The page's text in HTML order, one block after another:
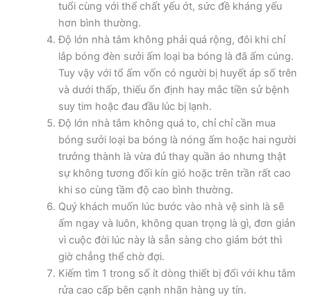
tuổi cùng với thể chất yếu ớt, sức đề kháng yếu
hơn bình thường.
Độ lớn nhà tắm không phải quá rộng, đôi khi chỉ
lắp bóng đèn sưởi ấm loại ba bóng là đã ấm cúng.
Tuy vậy với tổ ấm vốn có người bị huyết áp số trên
và dưới thấp, thiếu ổn định hay mắc tiền sử bệnh
suy tim hoặc đau đầu lúc bị lạnh.
Độ lớn nhà tắm không quá to, chỉ chỉ cần mua
bóng sưởi loại ba bóng là nóng ấm hoặc hai người
trưởng thành là vừa đủ thay quần áo nhưng thật
sự không tương đối kín gió hoặc trên trần rất cao
khi so cùng tầm độ cao bình thường.
Quý khách muốn lúc bước vào nhà vệ sinh là sẽ
ấm ngay và luôn, không quan trọng là gì, đơn giản
vì cuộc đời lúc này là sẵn sàng cho giảm bớt thì
giờ chẳng thể chờ đợi.
Kiếm tìm 1 trong số ít dòng thiết bị đối với khu tắm
rửa cao cấp bên cạnh nhãn hàng uy tín.